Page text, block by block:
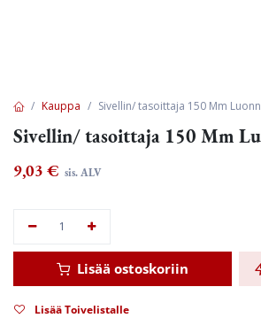
Kauppa Sivellin/ tasoittaja 150 Mm
Sivellin/ tasoittaja 150 Mm
9,03 € sis. ALV
Lisää ostoskoriin
Lisää Toivelistalle